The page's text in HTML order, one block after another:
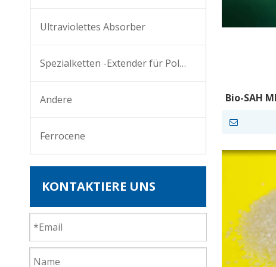
Ultraviolettes Absorber
Spezialketten -Extender für Polyester
Andere
Ferrocene
KONTAKTIERE UNS
Bio-SAH